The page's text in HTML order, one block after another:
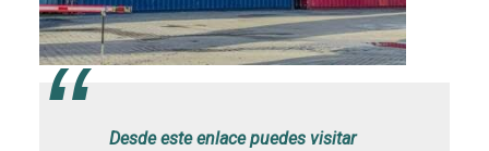
Desde este enlace puedes visitar